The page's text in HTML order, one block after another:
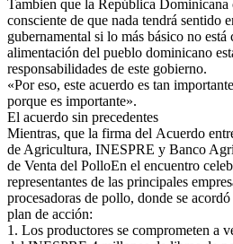
Tambien que la República Dominicana
consciente de que nada tendrá sentido
gubernamental si lo más básico no
alimentación del pueblo dominicano
responsabilidades de este gobierno.
«Por eso, este acuerdo es tan
porque es importante».
El acuerdo sin precedentes
Mientras, que la firma del Acuerdo
de Agricultura, INESPRE y Banco
de Venta del PolloEn el encuentro
representantes de las principales
procesadoras de pollo, donde se
plan de acción:
1. Los productores se comprometen a